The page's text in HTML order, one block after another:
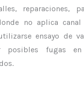
reparaciones,
no aplica
ensayo de
posibles fugas